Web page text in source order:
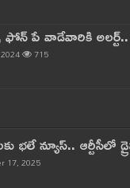
ఫోన్ పే వాడేవారికి
715
భలే న్యూస్.. ఆర్టీసీలో
17, 2025